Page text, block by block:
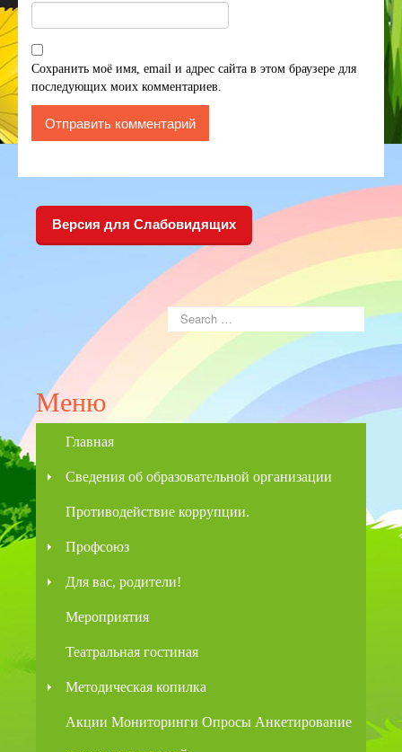
Сохранить моё имя, email и адрес сайта в этом браузере для
последующих моих комментариев.
Версия для Слабовидящих
Меню
Главная
Сведения об образовательной организации
Противодействие коррупции.
Профсоюз
Для вас, родители!
Мероприятия
Театральная гостиная
Методическая копилка
Акции Мониторинги Опросы Анкетирование